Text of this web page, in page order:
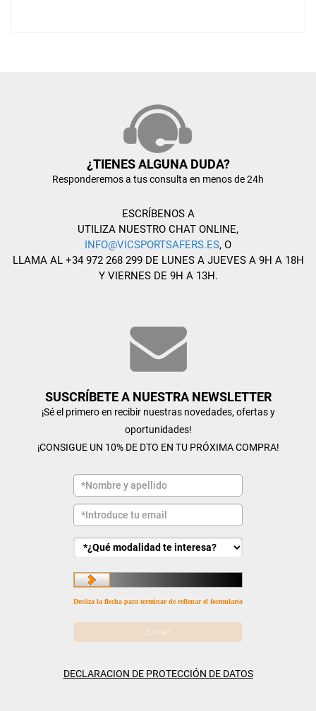
¿TIENES ALGUNA DUDA?
Responderemos a tus consulta en menos de 24h
ESCRÍBENOS A
UTILIZA NUESTRO CHAT ONLINE,
INFO@VICSPORTSAFERS.ES, O
LLAMA AL +34 972 268 299 DE LUNES A JUEVES A 9H A 18H
Y VIERNES DE 9H A 13H.
SUSCRÍBETE A NUESTRA NEWSLETTER
¡Sé el primero en recibir nuestras novedades, ofertas y
oportunidades!
¡CONSIGUE UN 10% DE DTO EN TU PRÓXIMA COMPRA!
Desliza la flecha para terminar de rellenar el formulario
DECLARACION DE PROTECCIÓN DE DATOS